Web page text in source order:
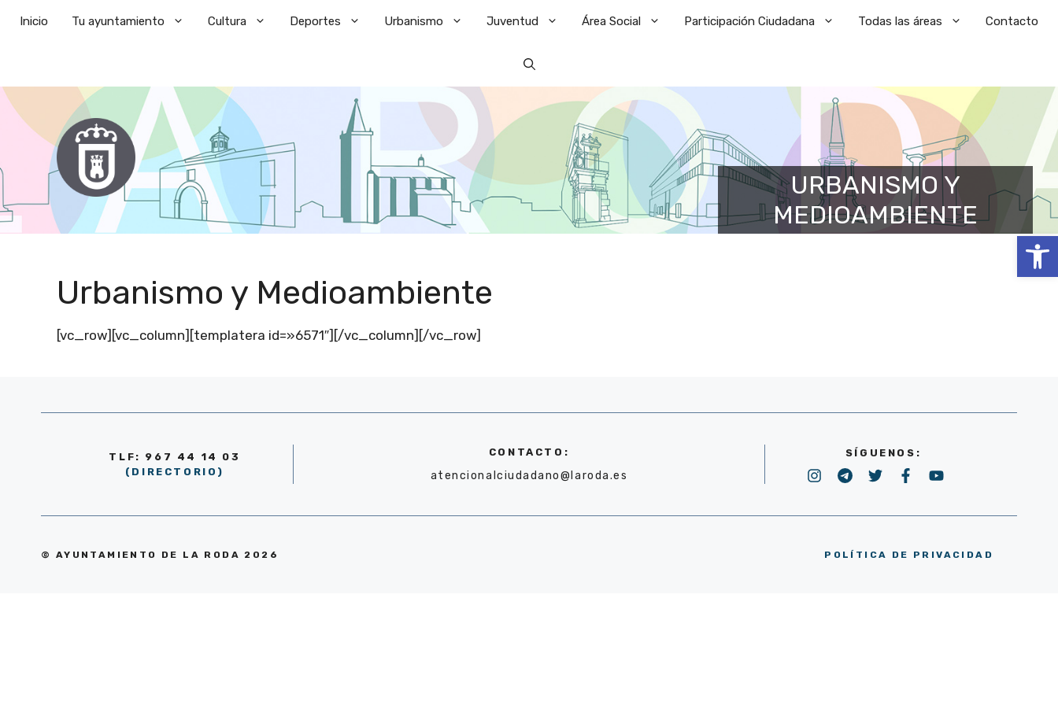
Abrir
Inicio Tu ayuntamiento Cultura Deportes Urbanismo Juventud Área Social Participación Ciudadana Todas las áreas Contacto
URBANISMO Y
MEDIOAMBIENTE
Urbanismo y Medioambiente
[vc_row][vc_column][templatera id=»6571″][/vc_column][/vc_row]
TLF: 967 44 14 03
(DIRECTORIO)
CONTACTO:
atencionalciudadano@laroda.es
SÍGUENOS:
© AYUNTAMIENTO DE LA RODA 2026 POLÍTICA DE PRIVACIDAD